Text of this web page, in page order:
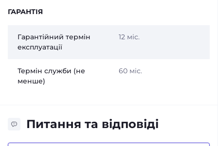
ГАРАНТІЯ
Гарантійний термін
експлуатації
12 міс.
Термін служби (не
менше)
60 міс.
Питання та відповіді